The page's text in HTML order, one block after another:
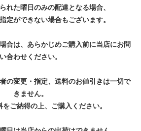
れた曜日のみの配達となる場合、
定ができない場合もございます。
合は、あらかじめご購入前に当店にお問
い合わせください。
の変更・指定、送料のお値引きは一切で
きません。
ご納得の上、ご購入ください。